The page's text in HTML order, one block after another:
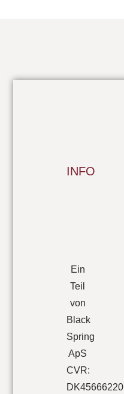
INFO
Ein
Teil
von
Black
Spring
ApS
CVR:
DK45666220